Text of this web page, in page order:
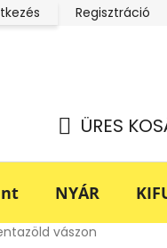
tájékoztató
Regisztráció
ÜRES
NYÁR
vászon